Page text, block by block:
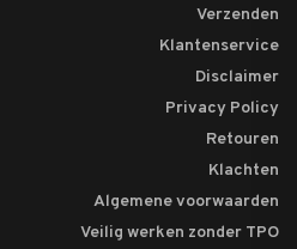
Verzenden
Klantenservice
Disclaimer
Privacy Policy
Retouren
Klachten
Algemene voorwaarden
Veilig werken zonder TPO